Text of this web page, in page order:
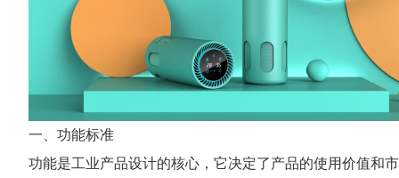
一、功能标准
功能是工业产品设计的核心，它决定了产品的使用价值和市